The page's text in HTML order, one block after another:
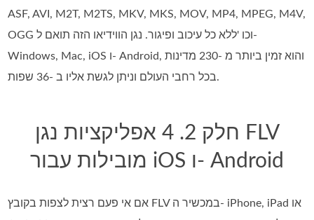
ASF, AVI, M2T, M2TS, MKV, MKS, MOV, MP4, MPEG, M4V,
OGG וכו 'ללא כל עיכוב ופיגור. נגן הווידיאו הזה תואם ל-
Windows, Mac, iOS ו- Android, והוא זמין ביותר מ -230 מדינות
בכל רחבי העולם וניתן לגשת אליו ב -36 שפות.
חלק 2. 4 אפליקציות נגן FLV
מובילות עבור iOS ו- Android
אם אי פעם רצית לצפות בקובץ FLV במכשיר ה- iPhone, iPad או